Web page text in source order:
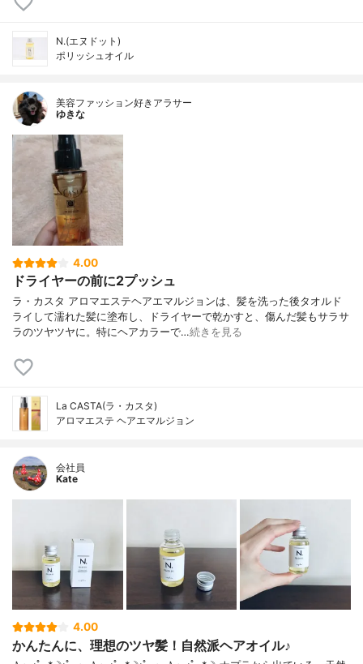
N.(エヌドット)
ポリッシュオイル
美容ファッション好きアラサー
ゆきな
4.00
ドライヤーの前に2プッシュ
ラ・カスタ アロマエステヘアエマルジョンは、髪を洗った後タオルド
ライして濡れた髪に塗布し、ドライヤーで乾かすと、傷んだ髪もサラサ
ラのツヤツヤに。特にヘアカラーで…続きを見る
La CASTA(ラ・カスタ)
アロマエステ ヘアエマルジョン
会社員
Kate
4.00
かんたんに、理想のツヤ髪！自然派ヘアオイル♪